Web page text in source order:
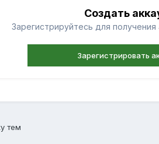
Создать
Зарегистрируйтесь для получения
Зарегистрировать
тем